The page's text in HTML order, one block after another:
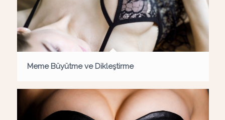
Meme Büyütme ve Dikleştirme